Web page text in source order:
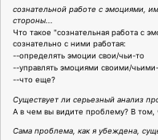
сознательной работе с эмоциями,
стороны...
Что такое "сознательная работа с
сознательно с ними работая:
--определять эмоции свои/чьи-то
--управлять эмоциями своими/
--что еще?
Существует ли серьезный анализ
А в чем вы видите проблему? В том,
Сама проблема, как я убеждена,